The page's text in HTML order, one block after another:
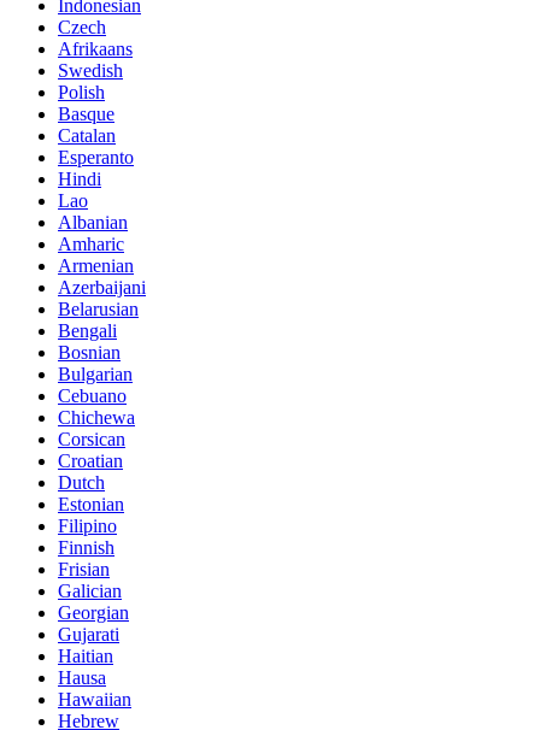
Indonesian
Czech
Afrikaans
Swedish
Polish
Basque
Catalan
Esperanto
Hindi
Lao
Albanian
Amharic
Armenian
Azerbaijani
Belarusian
Bengali
Bosnian
Bulgarian
Cebuano
Chichewa
Corsican
Croatian
Dutch
Estonian
Filipino
Finnish
Frisian
Galician
Georgian
Gujarati
Haitian
Hausa
Hawaiian
Hebrew